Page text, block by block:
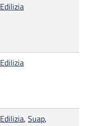
Edilizia
Edilizia
Edilizia, Suap,